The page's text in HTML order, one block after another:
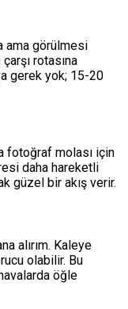
ama görülmesi
rotasına
gerek yok; 15-20
fotoğraf molası için
daha hareketli
güzel bir akış verir.
alırım. Kaleye
olabilir. Bu
öğle